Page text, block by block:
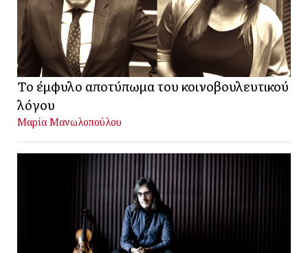
Το έμφυλο αποτύπωμα του κοινοβουλευτικού
λόγου
Μαρία Μανωλοπούλου